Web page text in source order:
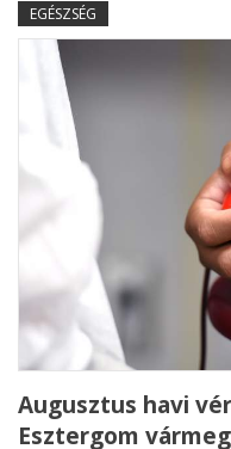
EGÉSZSÉG
Augusztus havi
Esztergom